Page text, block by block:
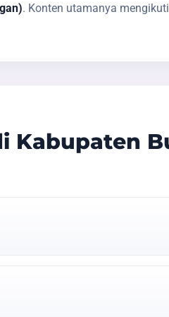
. Konten utamanya
Kabupaten